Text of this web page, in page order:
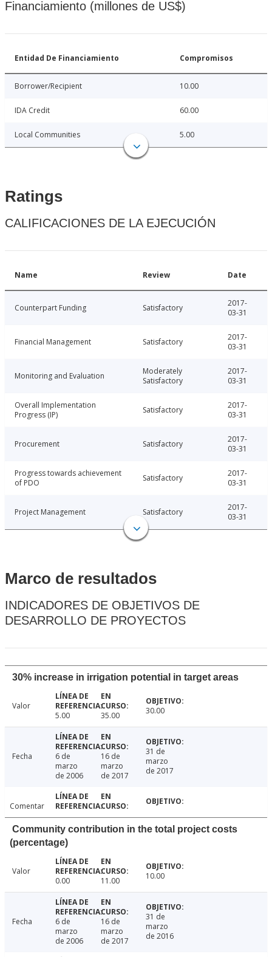
Financiamiento (millones de US$)
Entidad De Financiamiento Compromisos
Borrower/Recipient 10.00
IDA Credit 60.00
Local Communities 5.00
Ratings
CALIFICACIONES DE LA EJECUCIÓN
Name Review Date
Counterpart Funding Satisfactory
2017-
03-31
Financial Management Satisfactory
2017-
03-31
Monitoring and Evaluation
Moderately
Satisfactory
2017-
03-31
Overall Implementation
Progress (IP)
Satisfactory
2017-
03-31
Procurement Satisfactory
2017-
03-31
Progress towards achievement
of PDO
Satisfactory
2017-
03-31
Project Management Satisfactory
2017-
03-31
Marco de resultados
INDICADORES DE OBJETIVOS DE
DESARROLLO DE PROYECTOS
30% increase in irrigation potential in target areas
Valor
5.00
35.00 30.00
Fecha
6 de
marzo
de 2006
16 de
marzo
de 2017
31 de
marzo
de 2017
Comentar
Community contribution in the total project costs
(percentage)
Valor
0.00
11.00 10.00
Fecha
6 de
marzo
de 2006
16 de
marzo
de 2017
31 de
marzo
de 2016